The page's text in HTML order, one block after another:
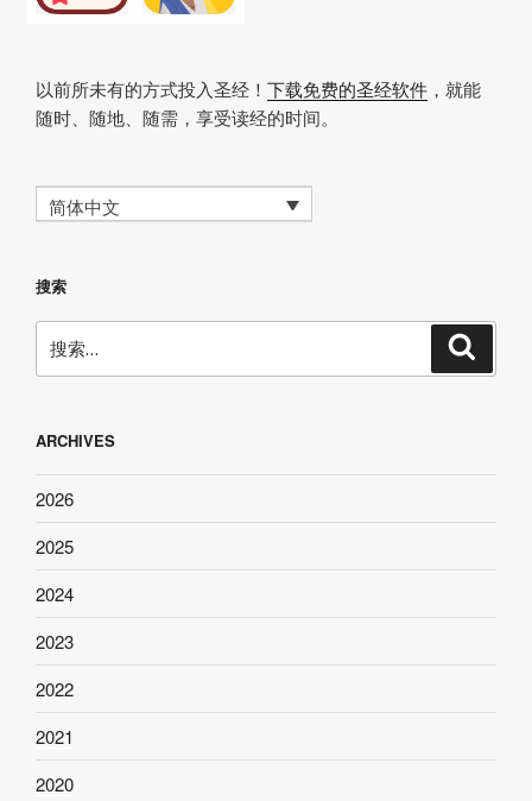
以前所未有的方式投入圣经！ 下载免费的圣经软件 ，就能
随时、随地、随需，享受读经的时间。
简体中文
搜索
索：
ARCHIVES
2026
2025
2024
2023
2022
2021
2020